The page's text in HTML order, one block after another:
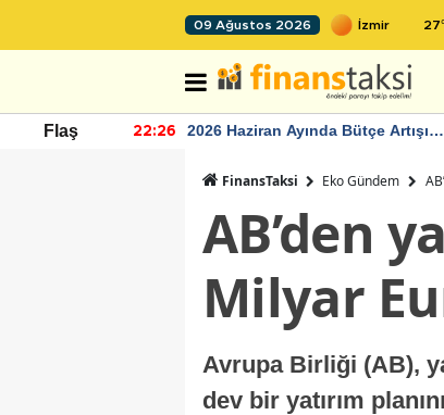
09 Ağustos 2026 27°
Flaş 22:26
2026 Haziran Ayında Bütçe Artışı
FinansTaksi Eko Gündem
AB’den
Milyar
Avrupa Birliği (AB),
dev bir yatırım